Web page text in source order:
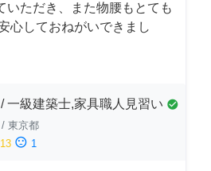
いただき、また物腰もとても
心しておねがいできまし
一級建築士,家具職人見習い check_circle
/ 東京都
13 sentiment_dissatisfied 1